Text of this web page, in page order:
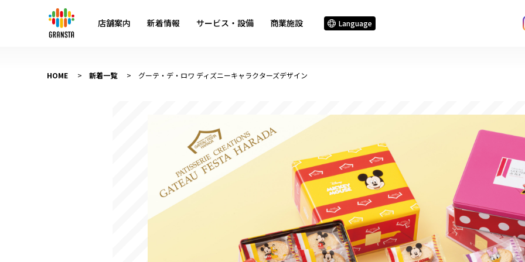
店舗案内 新着情報 サービス・設備 商業施設 Language
HOME 新着一覧 グーテ・デ・ロワ ディズニーキャラクターズデザイン